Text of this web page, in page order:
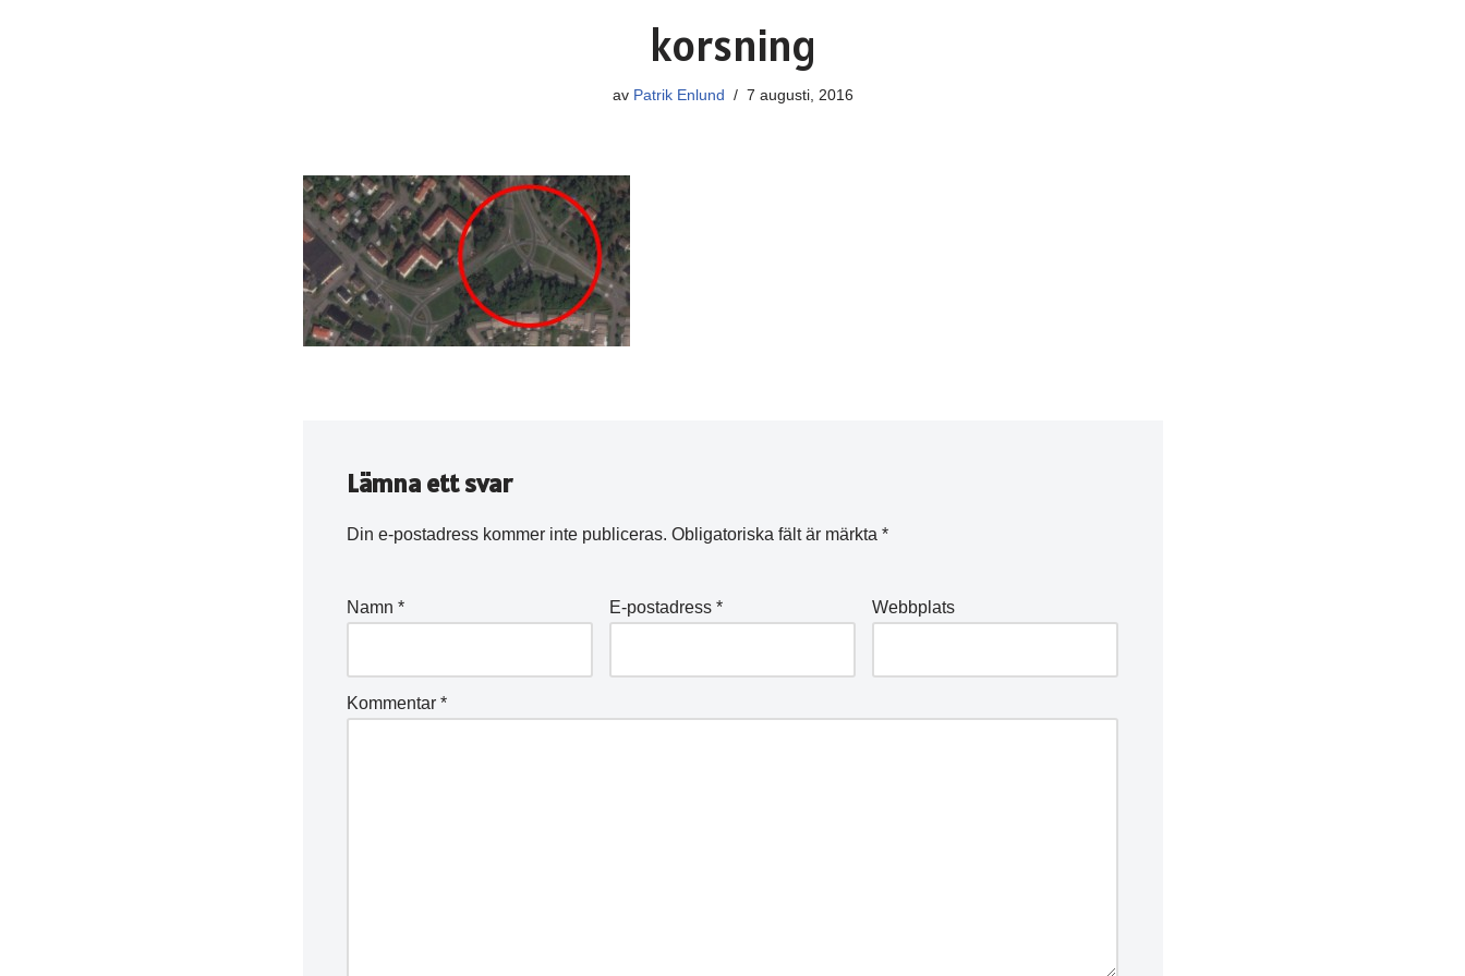
korsning
av Patrik Enlund 7 augusti, 2016
Lämna ett svar
Din e-postadress kommer inte publiceras. Obligatoriska fält är märkta *
Namn * E-postadress * Webbplats
Kommentar *